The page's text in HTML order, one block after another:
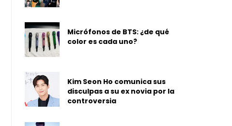
Micrófonos de BTS: ¿de qué
color es cada uno?
Kim Seon Ho comunica sus
disculpas a su ex novia por la
controversia